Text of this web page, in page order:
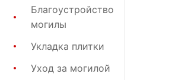
Благоустройство
могилы
Укладка плитки
Уход за могилой